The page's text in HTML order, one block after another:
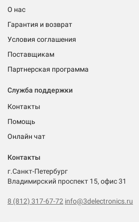
О нас
Гарантия и возврат
Условия соглашения
Поставщикам
Партнерская программа
Служба поддержки
Контакты
Помощь
Онлайн чат
Контакты
г.Санкт-Петербург
Владимирский проспект 15, офис 31
8 (812) 317-67-72 info@3delectronics.ru